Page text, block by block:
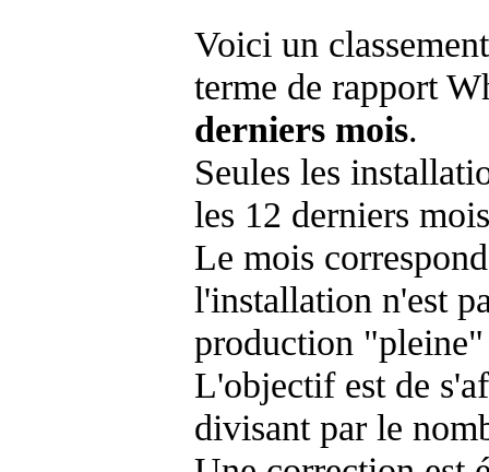
Voici un
terme de rapport
derniers mois.
Seules les
les 12 derniers
Le mois
l'installation n'est
production "pleine"
L'objectif est de
divisant par le